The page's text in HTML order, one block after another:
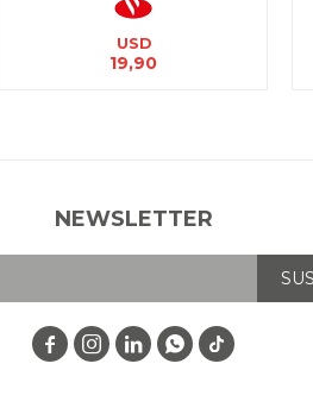
USD
19,90
NEWSLETTER
   